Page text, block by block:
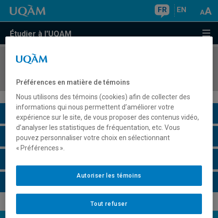
FR EN
Étudier à l'UQAM
COURS//
Description du cours
Horaire - Été 2026
Préférences en matière de témoins
Nous utilisons des témoins (cookies) afin de collecter des
informations qui nous permettent d’améliorer votre
expérience sur le site, de vous proposer des contenus vidéo,
d’analyser les statistiques de fréquentation, etc. Vous
pouvez personnaliser votre choix en sélectionnant
« Préférences ».
Tout refuser
Autoriser les témoins